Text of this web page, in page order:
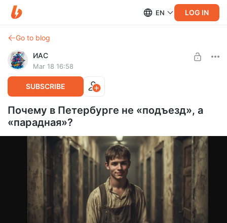
EN LOG IN
Go to blog
ИАС
Mar 18 16:58
SUBSCRIBE
Почему в Петербурге не «подъезд», а
«парадная»?